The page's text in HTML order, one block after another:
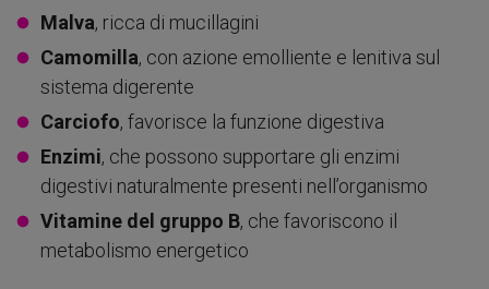
Malva, ricca di mucillagini
Camomilla, con azione emolliente e lenitiva sul
sistema digerente
Carciofo, favorisce la funzione digestiva
Enzimi, che possono supportare gli enzimi
digestivi naturalmente presenti nell’organismo
Vitamine del gruppo B, che favoriscono il
metabolismo energetico